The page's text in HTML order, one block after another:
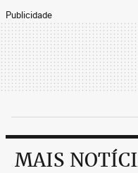
Publicidade
MAIS